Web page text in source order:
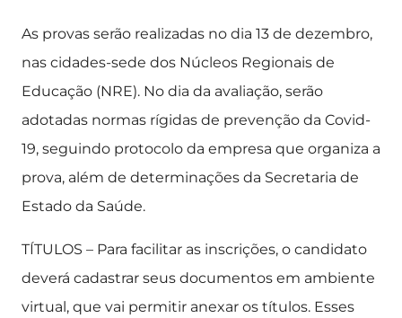
As provas serão realizadas no dia 13 de dezembro,
nas cidades-sede dos Núcleos Regionais de
Educação (NRE). No dia da avaliação, serão
adotadas normas rígidas de prevenção da Covid-
19, seguindo protocolo da empresa que organiza a
prova, além de determinações da Secretaria de
Estado da Saúde.
TÍTULOS – Para facilitar as inscrições, o candidato
deverá cadastrar seus documentos em ambiente
virtual, que vai permitir anexar os títulos. Esses